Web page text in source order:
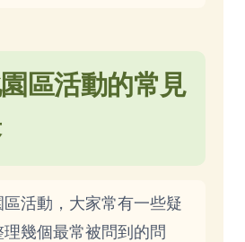
區活動的常見
活動，大家常有一些疑
幾個最常被問到的問